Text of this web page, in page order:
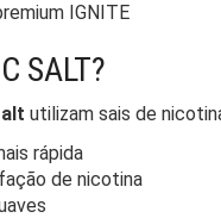
IGNITE
SALT?
utilizam sais de
rápida
de nicotina